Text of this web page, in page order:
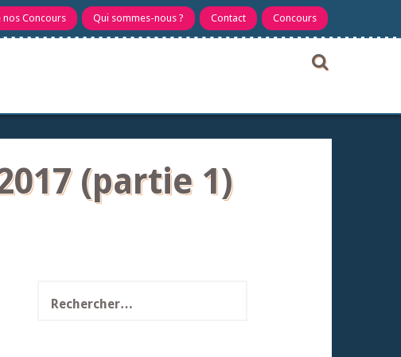
nos Concours Qui sommes-nous ? Contact Concours
(partie 1)